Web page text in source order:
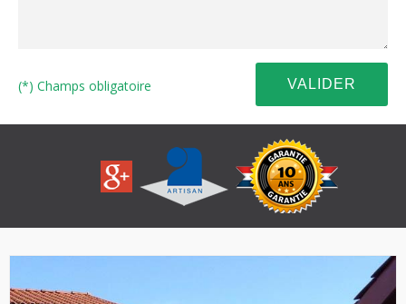
(*) Champs obligatoire